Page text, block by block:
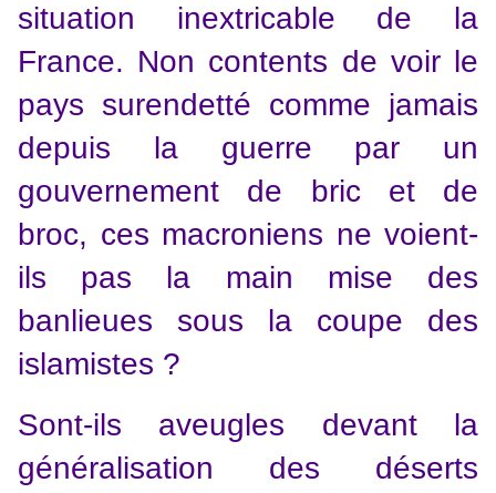
situation inextricable de la
France. Non contents de voir le
pays surendetté comme jamais
depuis la guerre par un
gouvernement de bric et de
broc, ces macroniens ne voient-
ils pas la main mise des
banlieues sous la coupe des
islamistes ?
Sont-ils aveugles devant la
généralisation des déserts